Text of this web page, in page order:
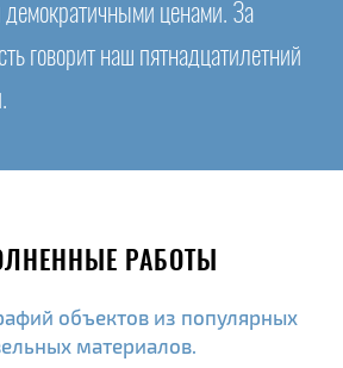
демократичными ценами. За
говорит наш пятнадцатилетний
РАБОТЫ
объектов из популярных
материалов.